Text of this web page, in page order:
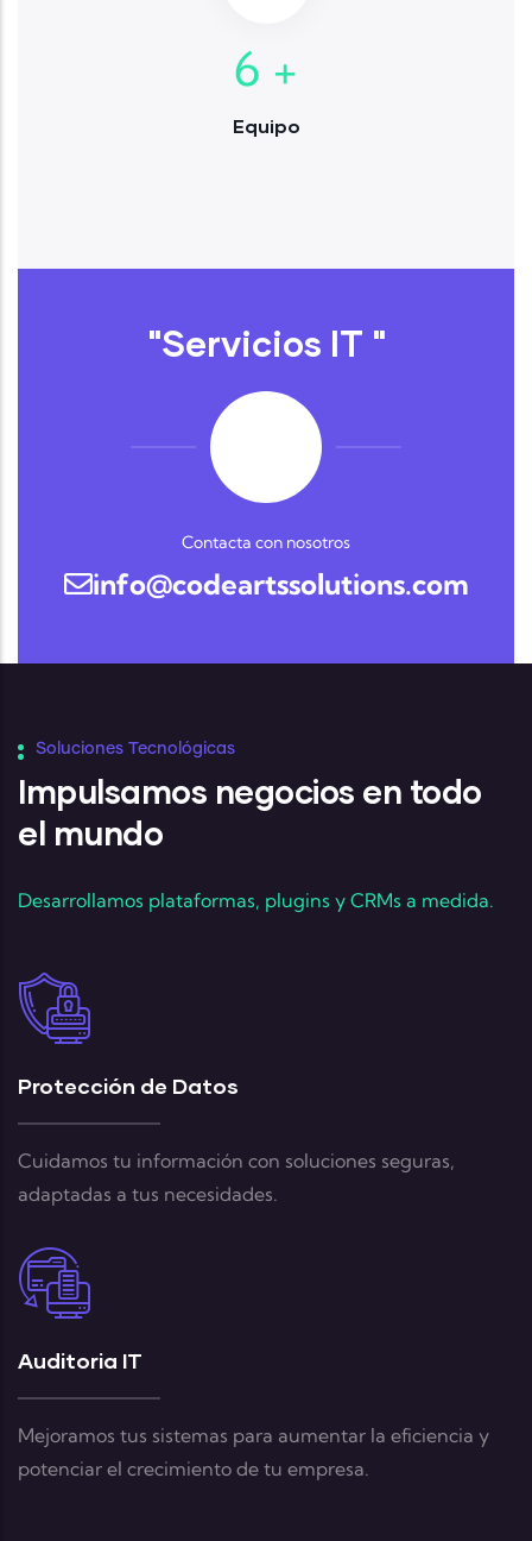
6 +
Equipo
"Servicios IT "
Contacta con nosotros
info@codeartssolutions.com
Soluciones Tecnológicas
Impulsamos negocios en todo
el mundo
Desarrollamos plataformas, plugins y CRMs a medida.
Protección de Datos
Cuidamos tu información con soluciones seguras,
adaptadas a tus necesidades.
Auditoria IT
Mejoramos tus sistemas para aumentar la eficiencia y
potenciar el crecimiento de tu empresa.